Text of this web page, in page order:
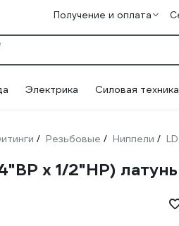
Получение и оплата
Электрика Силовая техника
/ Резьбовые / Ниппели /
х 1/2"НР)